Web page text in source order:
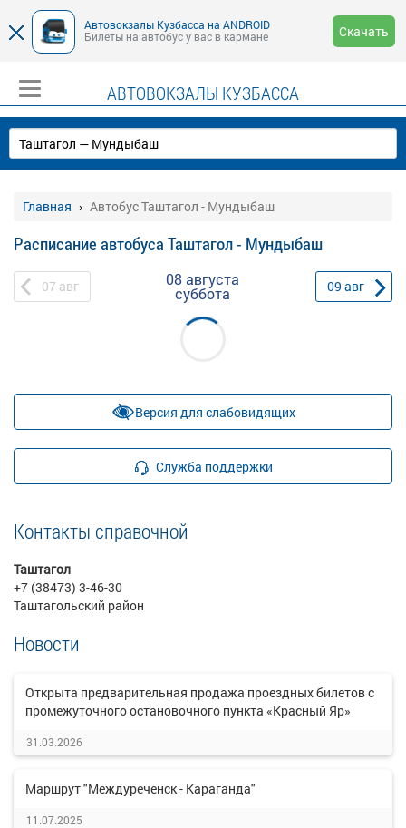
Автовокзалы Кузбасса на ANDROID
Билеты на автобус у вас в кармане
Скачать
АВТОВОКЗАЛЫ КУЗБАССА
Главная Автобус Таштагол - Мундыбаш
Расписание автобуса Таштагол - Мундыбаш
07 авг 08 августа
суббота 09 авг
Версия для слабовидящих
Служба поддержки
Контакты справочной
Таштагол
+7 (38473) 3-46-30
Таштагольский район
Новости
Открыта предварительная продажа проездных билетов с
промежуточного остановочного пункта «Красный Яр»
31.03.2026
Маршрут "Междуреченск - Караганда"
11.07.2025